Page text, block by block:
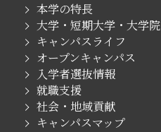
本学の特長
大学・短期大学・大学院
キャンパスライフ
オープンキャンパス
入学者選抜情報
就職支援
社会・地域貢献
キャンパスマップ